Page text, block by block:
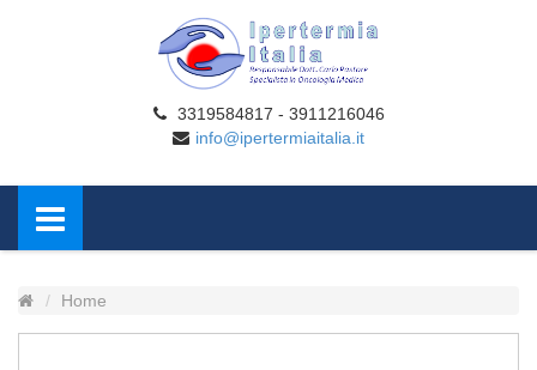
3319584817 - 3911216046
info@ipertermiaitalia.it
Home